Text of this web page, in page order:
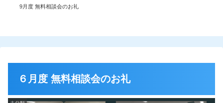
9月度 無料相談会のお礼
６月度 無料相談会のお礼